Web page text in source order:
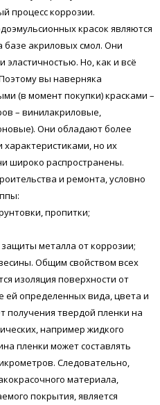
процесс коррозии.
красок являются
базе акриловых смол. Они
Но, как и всё
вы наверняка
(в момент покупки) красками –
– винилакриловые,
Они обладают более
но их
широко распространены.
и ремонта, условно
пропитки;
металла от коррозии;
Общим свойством всех
изоляция поверхности от
ей определенных вида, цвета и
получения твердой пленки на
например жидкого
пленки может составлять
Следовательно,
материала,
покрытия, является